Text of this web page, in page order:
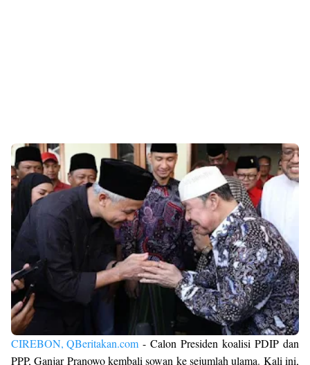
CIREBON, QBeritakan.com - Calon Presiden koalisi PDIP dan
PPP, Ganjar Pranowo kembali sowan ke sejumlah ulama. Kali ini,